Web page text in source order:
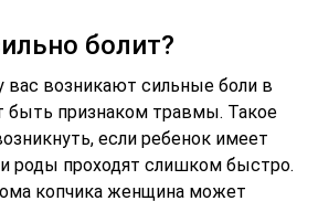
болит?
вас возникают сильные боли в
быть признаком травмы. Такое
если ребенок имеет
роды проходят слишком быстро.
копчика женщина может